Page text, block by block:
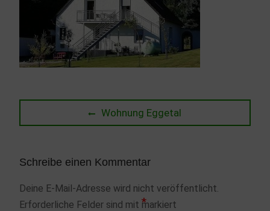
Beitragsnavigation
Previous
post:
Wohnung Eggetal
Schreibe einen Kommentar
Deine E-Mail-Adresse wird nicht veröffentlicht.
Erforderliche Felder sind mit *
markiert